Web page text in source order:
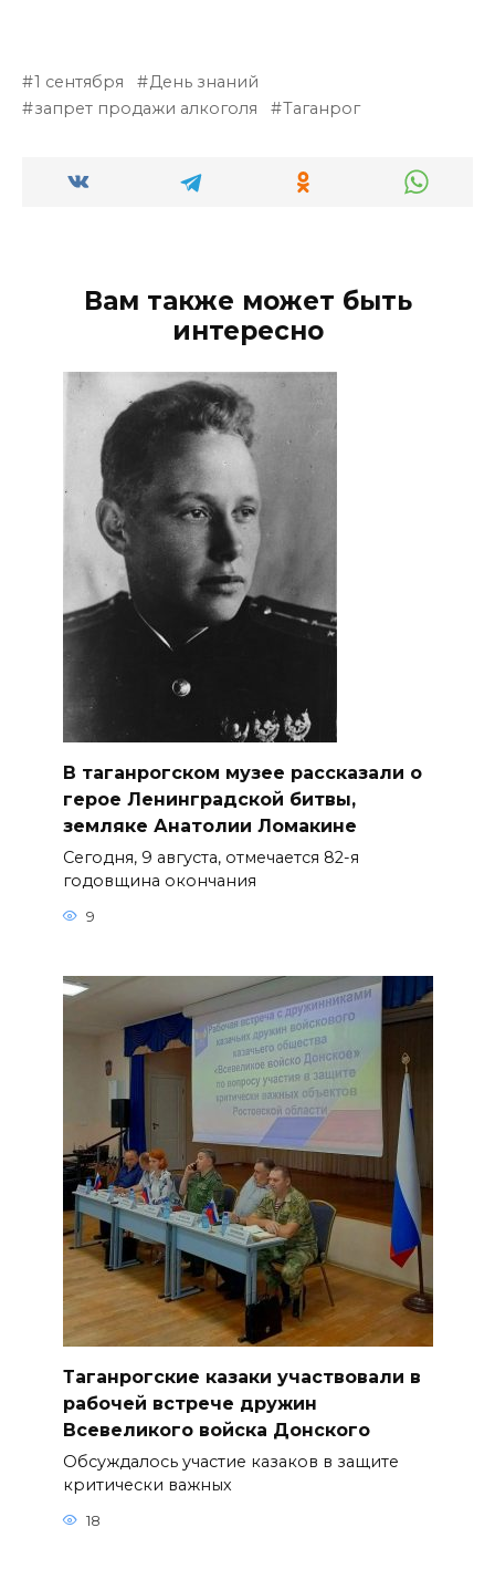
1 сентября
День знаний
запрет продажи алкоголя
Таганрог
Вам также может быть
интересно
В таганрогском музее рассказали о
герое Ленинградской битвы,
земляке Анатолии Ломакине
Сегодня, 9 августа, отмечается 82-я
годовщина окончания
9
Таганрогские казаки участвовали в
рабочей встрече дружин
Всевеликого войска Донского
Обсуждалось участие казаков в защите
критически важных
18